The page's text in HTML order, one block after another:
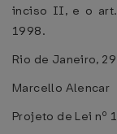
inciso II, e o
1998.
Rio de Janeiro,
Marcello Alencar
Projeto de Lei nº